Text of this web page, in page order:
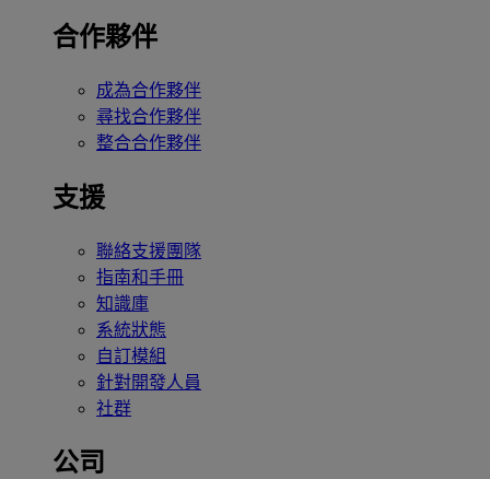
合作夥伴
成為合作夥伴
尋找合作夥伴
整合合作夥伴
支援
聯絡支援團隊
指南和手冊
知識庫
系統狀態
自訂模組
針對開發人員
社群
公司